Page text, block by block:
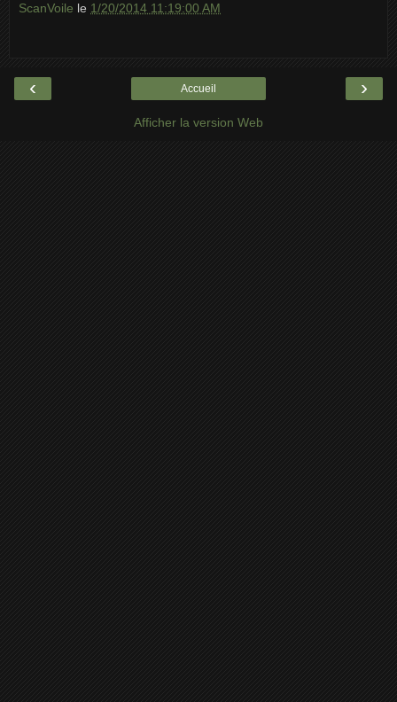
ScanVoile le 1/20/2014 11:19:00 AM
‹ ›
Accueil
Afficher la version Web